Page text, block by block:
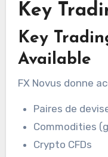
Key
Key
Available
FX Novus donne
Paires de
Commodities
Crypto CFDs